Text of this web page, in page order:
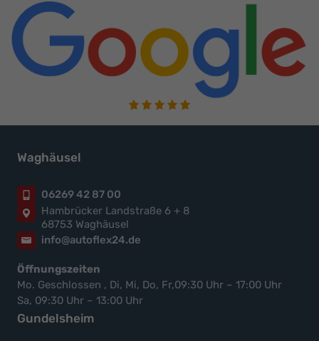
Waghäusel
06269 42 87 00
Hambrücker Landstraße 6 + 8
68753 Waghäusel
info@autoflex24.de
Öffnungszeiten
Mo. Geschlossen , Di, Mi, Do, Fr,09:30 Uhr – 17:00 Uhr
Sa, 09:30 Uhr – 13:00 Uhr
Gundelsheim